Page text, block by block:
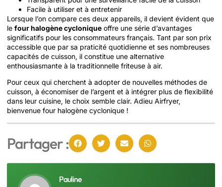
Facile à utiliser et à entretenir
Lorsque l’on compare ces deux appareils, il devient évident que
le four halogène cyclonique offre une série d’avantages
significatifs pour les consommateurs français. Tant par son prix
accessible que par sa praticité quotidienne et ses nombreuses
capacités de cuisson, il constitue une alternative
enthousiasmante à la traditionnelle friteuse à air.
Pour ceux qui cherchent à adopter de nouvelles méthodes de
cuisson, à économiser de l’argent et à intégrer plus de flexibilité
dans leur cuisine, le choix semble clair. Adieu Airfryer,
bienvenue four halogène cyclonique !
Partager :
Pauline